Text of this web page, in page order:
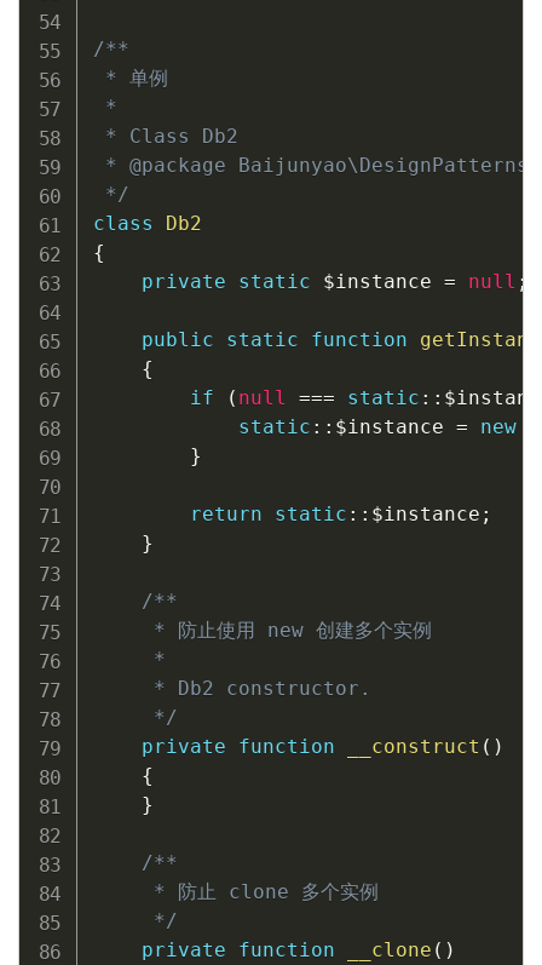
/**
* 单例
*
* Class Db2
* @package
*/
class
Db2
{
private
static $instance = null ;
public static function
{
if
( null === static ::
static :: $instance = new
}
return static :: $instance ;
}
/**
     * 防止使用 new 创建多个实例
     *
     * Db2 constructor.
     */
private
function __construct ( )
{
}
/**
     * 防止 clone 多个实例
     */
private
function __clone ( )